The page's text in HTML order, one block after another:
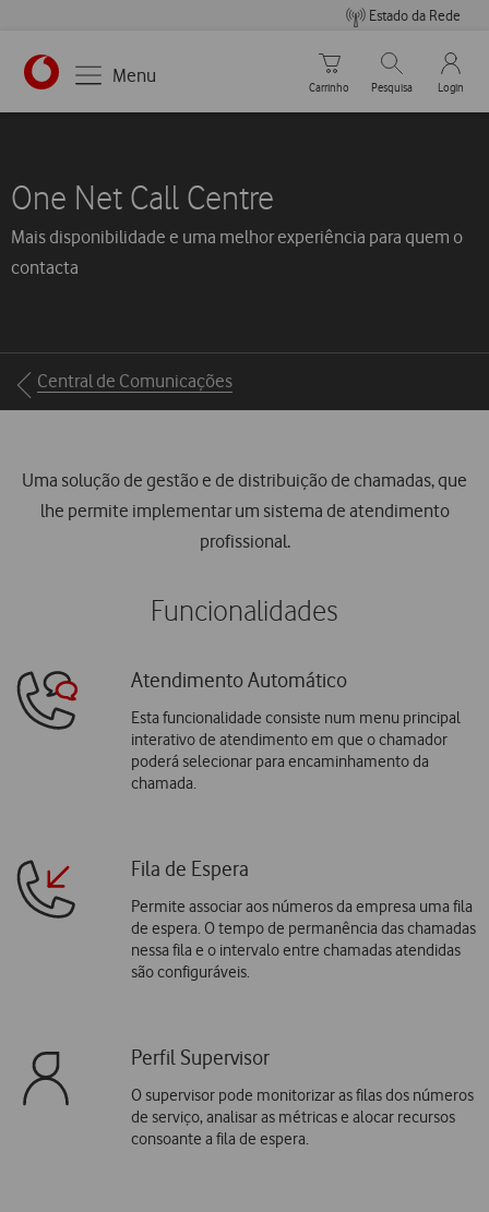
Estado da Rede
Menu
Carrinho de compras
Carrinho
Pesquisar
Pesquisa
My
Login
One Net Call Centre
Mais disponibilidade e uma melhor experiência para quem o
contacta
Breadcrumbs
Central de Comunicações
Uma solução de gestão e de distribuição de chamadas, que
lhe permite implementar um sistema de atendimento
profissional.
Funcionalidades
Atendimento Automático
Esta funcionalidade consiste num menu principal
interativo de atendimento em que o chamador
poderá selecionar para encaminhamento da
chamada.
Fila de Espera
Permite associar aos números da empresa uma fila
de espera. O tempo de permanência das chamadas
nessa fila e o intervalo entre chamadas atendidas
são configuráveis.
Perfil Supervisor
O supervisor pode monitorizar as filas dos números
de serviço, analisar as métricas e alocar recursos
consoante a fila de espera.